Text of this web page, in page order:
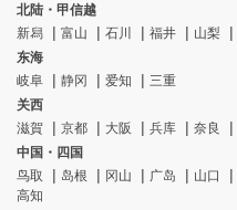
北陆・甲信越
新舄
富山 石川 福井 山梨
东海
岐阜
静冈 爱知
三重
关西
滋賀
京都 大阪 兵库 奈良
中国・四国
鸟取
岛根 冈山 广岛 山口
高知